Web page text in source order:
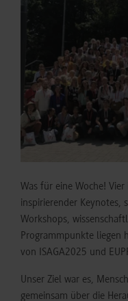
Was für eine Woche!
inspirierender Keynotes,
Workshops,
Programmpunkte liegen
von ISAGA2025 und
Unser Ziel war es,
gemeinsam über die